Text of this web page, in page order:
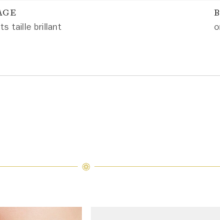
taille brillant